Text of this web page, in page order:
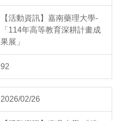
【活動資訊】嘉南藥理大學-
「114年高等教育深耕計畫成
果展」
92
2026/02/26